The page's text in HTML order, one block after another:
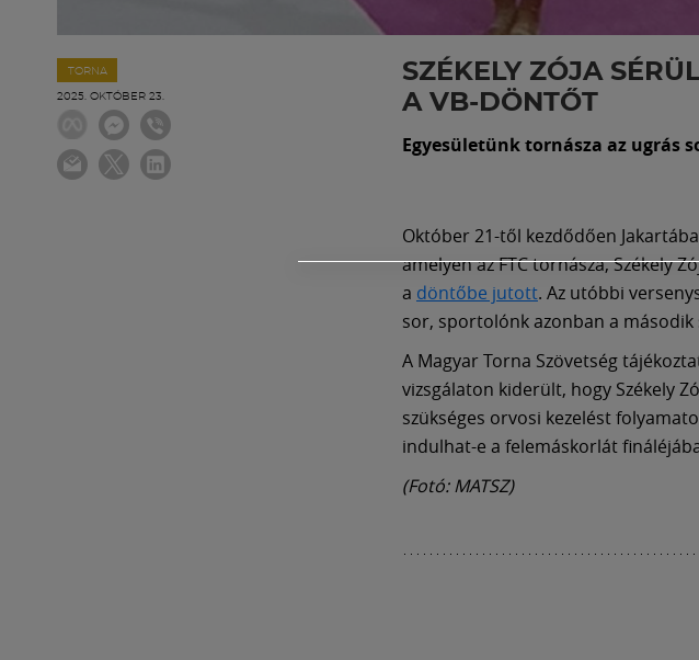
TORNA
2025. OKTÓBER 23.
SZÉKELY ZÓJA
A VB-DÖNTŐT
Egyesületünk tornásza az ugrás
Október 21-től kezdődően
amelyen az FTC tornásza, Székely
a döntőbe jutott. Az utóbbi
sor, sportolónk azonban a
A Magyar Torna Szövetség
vizsgálaton kiderült, hogy Székely
szükséges orvosi kezelést
indulhat-e a felemáskorlát
(Fotó: MATSZ)